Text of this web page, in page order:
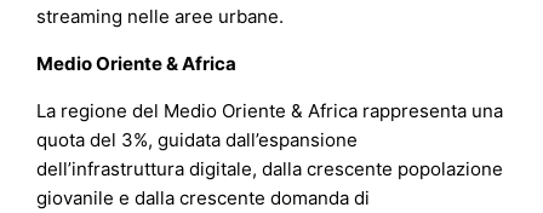
streaming nelle aree urbane.
Medio Oriente & Africa
La regione del Medio Oriente & Africa rappresenta una
quota del 3%, guidata dall’espansione
dell’infrastruttura digitale, dalla crescente popolazione
giovanile e dalla crescente domanda di